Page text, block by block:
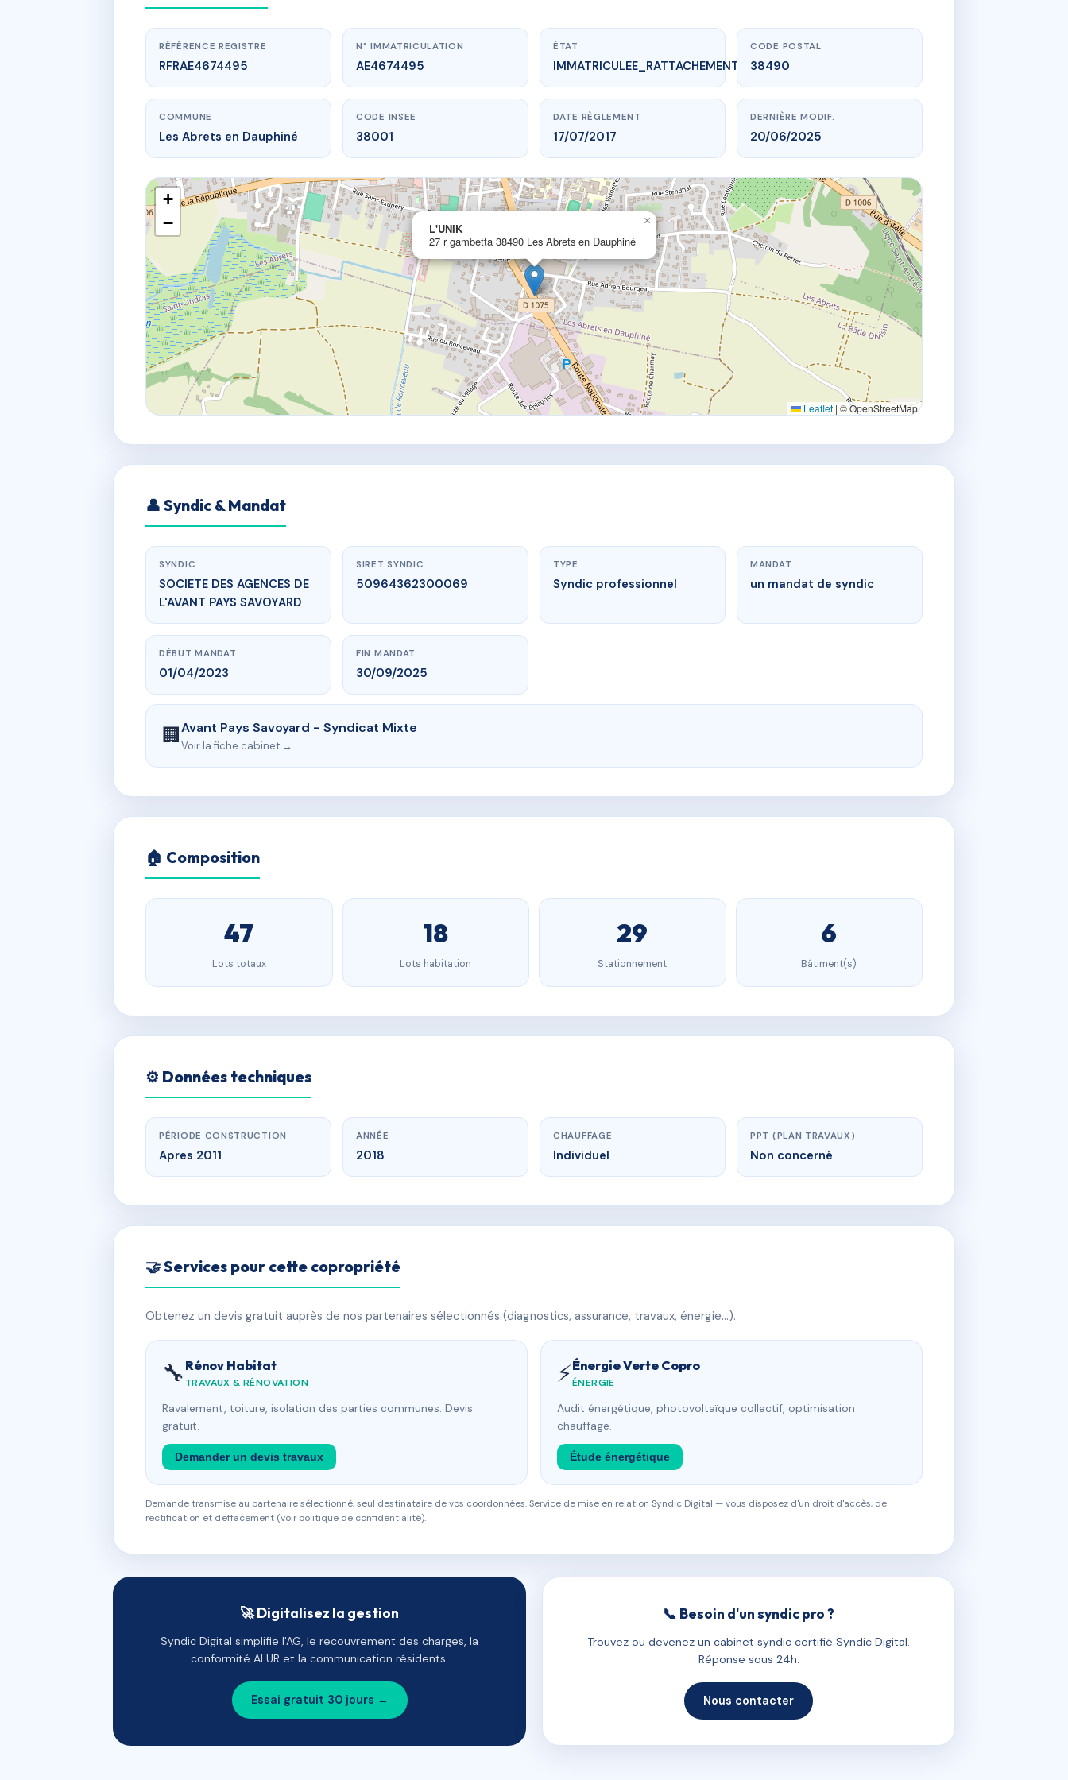
www.vme.plus/AE4674495
L'UNIK
27 r gambetta
38490 Les Abrets en Dauphiné
RÉFÉRENCE REGISTRE
RFRAE4674495
N° IMMATRICULATION
AE4674495
ÉTAT
IMMATRICULEE_RATTACHEMENT_EXPIRE
CODE POSTAL
38490
COMMUNE
Les Abrets en Dauphiné
CODE INSEE
38001
DATE RÈGLEMENT
17/07/2017
DERNIÈRE MODIF.
20/06/2025
L'UNIK
27 r gambetta 38490 Les Abrets en Dauphiné
×
+
−
Leaflet | © OpenStreetMap
👤 Syndic & Mandat
SYNDIC
SOCIETE DES AGENCES DE
L'AVANT PAYS SAVOYARD
SIRET SYNDIC
50964362300069
TYPE
Syndic professionnel
MANDAT
un mandat de syndic
DÉBUT MANDAT
01/04/2023
FIN MANDAT
30/09/2025
🏢Avant Pays Savoyard - Syndicat Mixte
Voir la fiche cabinet →
🏠 Composition
47
Lots totaux
18
Lots habitation
29
Stationnement
6
Bâtiment(s)
⚙️ Données techniques
PÉRIODE CONSTRUCTION
Apres 2011
ANNÉE
2018
CHAUFFAGE
Individuel
PPT (PLAN TRAVAUX)
Non concerné
🤝 Services pour cette copropriété
Obtenez un devis gratuit auprès de nos partenaires sélectionnés (diagnostics, assurance, travaux, énergie…).
🔧 Rénov Habitat
TRAVAUX & RÉNOVATION
Ravalement, toiture, isolation des parties communes. Devis
gratuit.
Demander un devis travaux
⚡Énergie Verte Copro
ÉNERGIE
Audit énergétique, photovoltaïque collectif, optimisation
chauffage.
Étude énergétique
Demande transmise au partenaire sélectionné, seul destinataire de vos coordonnées. Service de mise en relation Syndic Digital — vous disposez d'un droit d'accès, de
rectification et d'effacement (voir politique de confidentialité).
🚀 Digitalisez la gestion
Syndic Digital simplifie l'AG, le recouvrement des charges, la
conformité ALUR et la communication résidents.
Essai gratuit 30 jours →
📞 Besoin d'un syndic pro ?
Trouvez ou devenez un cabinet syndic certifié Syndic Digital.
Réponse sous 24h.
Nous contacter